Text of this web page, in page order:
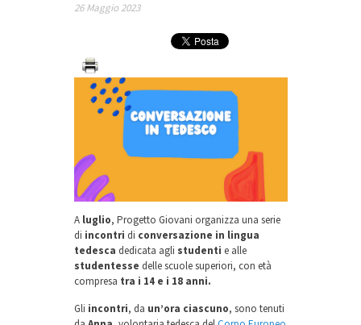
26 Maggio 2023
A luglio, Progetto Giovani organizza una serie
di incontri di conversazione in lingua
tedesca dedicata agli studenti e alle
studentesse delle scuole superiori, con età
compresa tra i 14 e i 18 anni.
Gli incontri, da un’ora ciascuno, sono tenuti